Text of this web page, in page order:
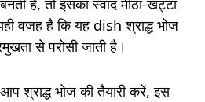
है, तो इसका स्वाद मीठा-खट्टा
वजह है कि यह dish श्राद्ध भोज
से परोसी जाती है।
श्राद्ध भोज की तैयारी करें, इस